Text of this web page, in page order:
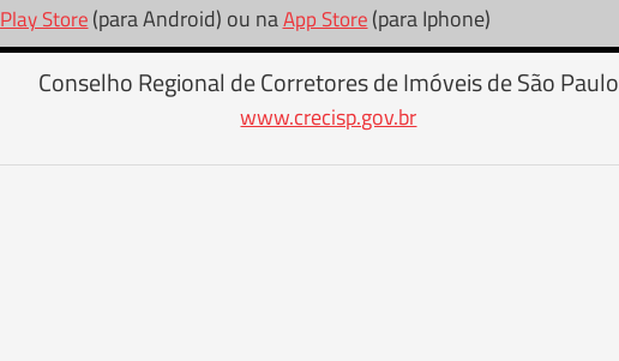
Play Store (para Android) ou naApp Store (para Iphone)
Conselho Regional de Corretores de Imóveis de São Paulo
www.crecisp.gov.br